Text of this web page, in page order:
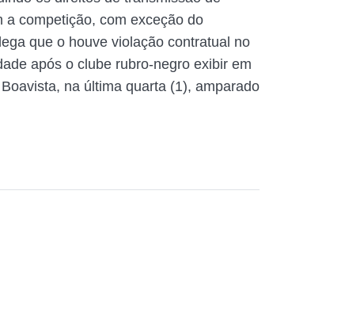
a competição, com exceção do
que o houve violação contratual no
após o clube rubro-negro exibir em
na última quarta (1), amparado